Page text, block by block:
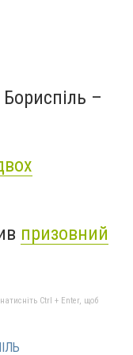
Бориспіль –
призовний
Ctrl + Enter, щоб